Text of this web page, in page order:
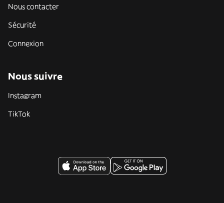
Nous contacter
Sécurité
Connexion
Nous suivre
Instagram
TikTok